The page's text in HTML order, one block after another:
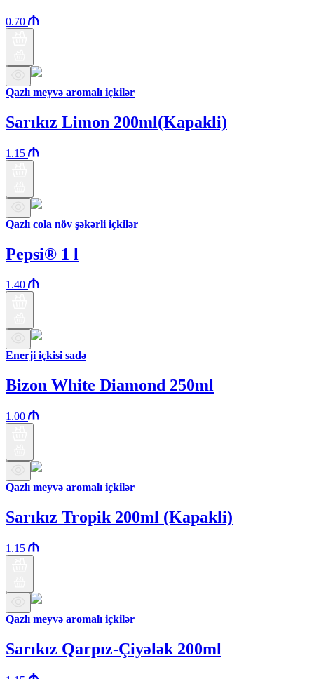
0.70
Qazlı meyvə aromalı içkilər
Sarıkız Limon 200ml(Kapakli)
1.15
Qazlı cola növ şəkərli içkilər
Pepsi® 1 l
1.40
Enerji içkisi sadə
Bizon White Diamond 250ml
1.00
Qazlı meyvə aromalı içkilər
Sarıkız Tropik 200ml (Kapakli)
1.15
Qazlı meyvə aromalı içkilər
Sarıkız Qarpız-Çiyələk 200ml